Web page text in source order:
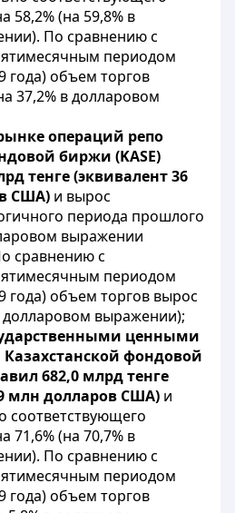
58,2% (на 59,8% в
По сравнению с
периодом
года) объем торгов
37,2% в долларовом
операций репо
биржи (KASE)
тенге (эквивалент 36
США) и вырос
периода прошлого
выражении
сравнению с
периодом
года) объем торгов вырос
долларовом выражении);
ценными
фондовой
682,0 млрд тенге
млн долларов США) и
соответствующего
71,6% (на 70,7% в
По сравнению с
периодом
года) объем торгов